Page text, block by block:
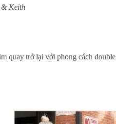
& Keith
quay trở lại với phong cách double